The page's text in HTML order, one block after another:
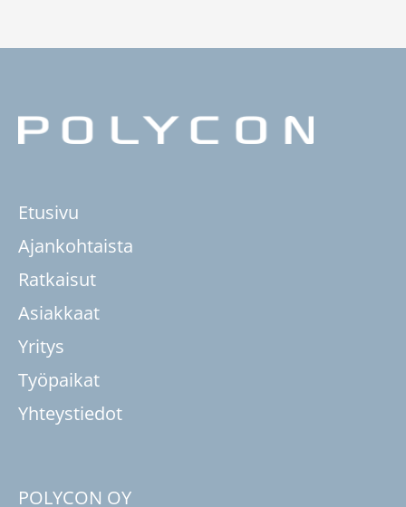
Etusivu
Ajankohtaista
Ratkaisut
Asiakkaat
Yritys
Työpaikat
Yhteystiedot
POLYCON OY